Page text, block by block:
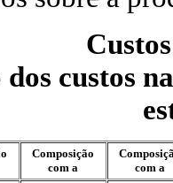
custos
Composição
com a
com a